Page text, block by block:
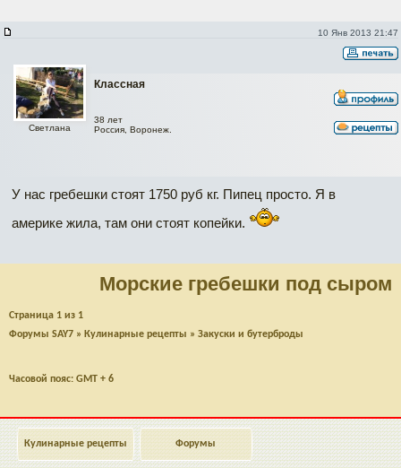
10 Янв 2013 21:47
Классная
Светлана
38 лет
Россия, Воронеж.
У нас гребешки стоят 1750 руб кг. Пипец просто. Я в
америке жила, там они стоят копейки.
Морские гребешки под сыром
Страница 1 из 1
Форумы SAY7 » Кулинарные рецепты » Закуски и бутерброды
Часовой пояс: GMT + 6
Кулинарные рецепты Форумы